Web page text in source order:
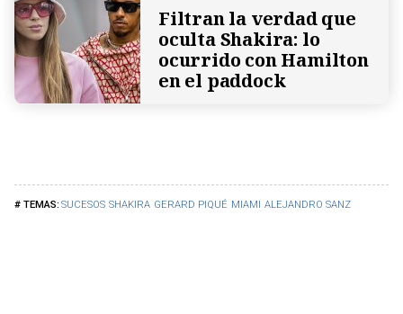
SUCESOS SHAKIRA GERARD PIQUÉ MIAMI ALEJANDRO SANZ
Filtran la verdad que
oculta Shakira: lo
ocurrido con Hamilton
en el paddock